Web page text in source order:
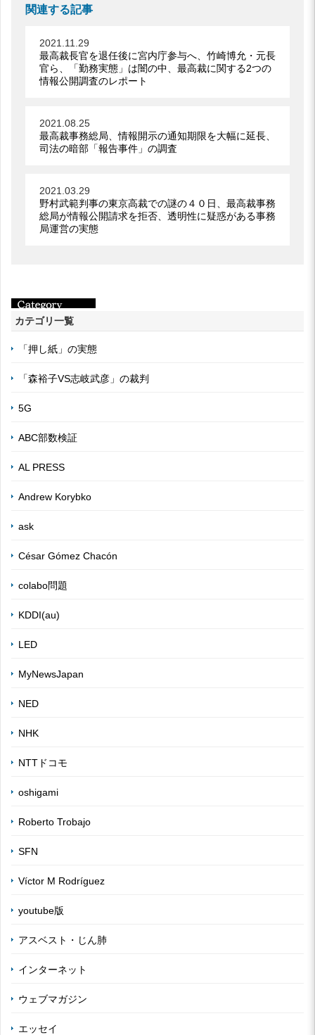
関連する記事
2021.11.29
最高裁長官を退任後に宮内庁参与へ、竹崎博允・元長
官ら、「勤務実態」は闇の中、最高裁に関する2つの
情報公開調査のレポート
2021.08.25
最高裁事務総局、情報開示の通知期限を大幅に延長、
司法の暗部「報告事件」の調査
2021.03.29
野村武範判事の東京高裁での謎の４０日、最高裁事務
総局が情報公開請求を拒否、透明性に疑惑がある事務
局運営の実態
カテゴリ一覧
「押し紙」の実態
「森裕子VS志岐武彦」の裁判
5G
ABC部数検証
AL PRESS
Andrew Korybko
ask
César Gómez Chacón
colabo問題
KDDI(au)
LED
MyNewsJapan
NED
NHK
NTTドコモ
oshigami
Roberto Trobajo
SFN
Víctor M Rodríguez
youtube版
アスベスト・じん肺
インターネット
ウェブマガジン
エッセイ